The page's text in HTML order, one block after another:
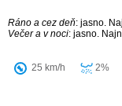
Ráno a cez deň: jasno.
Večer a v noci: jasno.
25 km/h 2%